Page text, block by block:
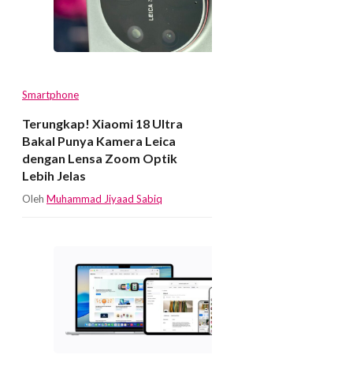
Smartphone
Terungkap! Xiaomi 18 Ultra
Bakal Punya Kamera Leica
dengan Lensa Zoom Optik
Lebih Jelas
Oleh Muhammad Jiyaad Sabiq